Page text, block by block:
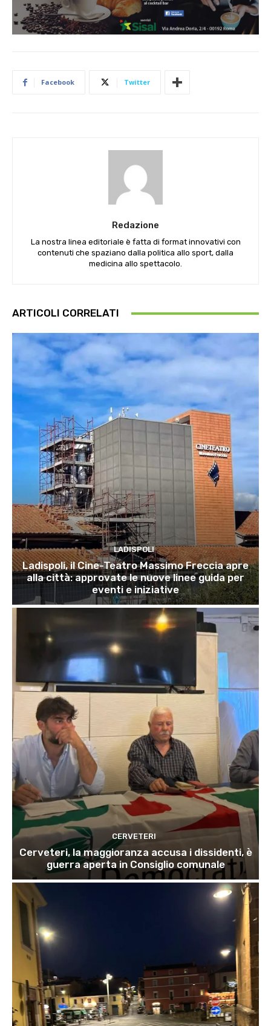
Facebook Twitter
Redazione
La nostra linea editoriale è fatta di format innovativi con
contenuti che spaziano dalla politica allo sport, dalla
medicina allo spettacolo.
ARTICOLI CORRELATI
LADISPOLI
Ladispoli, il Cine-Teatro Massimo Freccia apre
alla città: approvate le nuove linee guida per
eventi e iniziative
CERVETERI
Cerveteri, la maggioranza accusa i dissidenti, è
guerra aperta in Consiglio comunale